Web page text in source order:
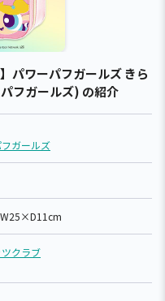
パワーパフガールズ きら
フガールズ) の紹介
ガールズ
クラブ